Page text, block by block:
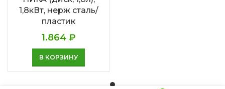
1,8кВт, нерж сталь/
пластик
1.864 ₽
В КОРЗИНУ